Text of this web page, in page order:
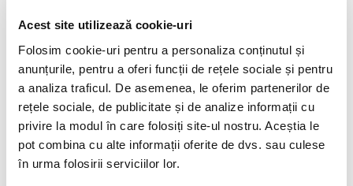
Acest site utilizează cookie-uri
Folosim cookie-uri pentru a personaliza conținutul și
anunțurile, pentru a oferi funcții de rețele sociale și pentru
a analiza traficul. De asemenea, le oferim partenerilor de
rețele sociale, de publicitate și de analize informații cu
privire la modul în care folosiți site-ul nostru. Aceștia le
pot combina cu alte informații oferite de dvs. sau culese
în urma folosirii serviciilor lor.
Structura anului universitar 2026-
2027_Fac.SEAS.pdf
Structura anului universitar 2025-2026_Fac.IME.pdf
Structura anului universitar 2025-2026_Fac.MINE.pdf
Structura anului universitar 2025-2026_Fac.SEAS.pdf
Structura anului universitar 2024-2025 pt.